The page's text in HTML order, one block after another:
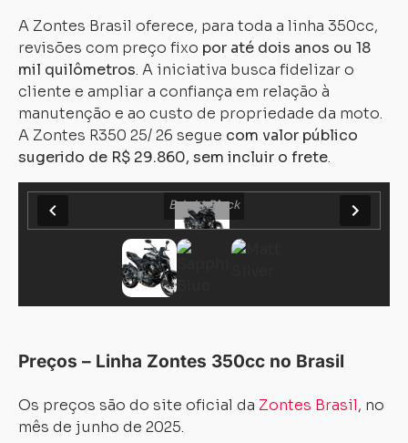
A Zontes Brasil oferece, para toda a linha 350cc,
revisões com preço fixo por até dois anos ou 18
mil quilômetros. A iniciativa busca fidelizar o
cliente e ampliar a confiança em relação à
manutenção e ao custo de propriedade da moto.
A Zontes R350 25/ 26 segue com valor público
sugerido de R$ 29.860, sem incluir o frete.
Bright Black
Preços – Linha Zontes 350cc no Brasil
Os preços são do site oficial da Zontes Brasil, no
mês de junho de 2025.
Carregando...
Carregando...